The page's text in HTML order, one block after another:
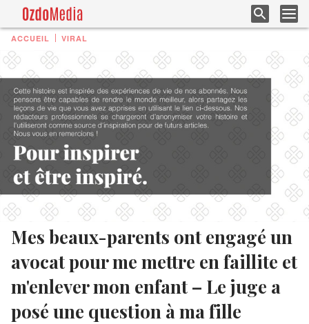
ACCUEIL VIRAL
Mes beaux-parents ont engagé un
avocat pour me mettre en faillite et
m'enlever mon enfant – Le juge a
posé une question à ma fille